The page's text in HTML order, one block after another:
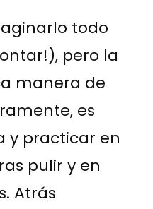
todo
pero la
manera de
es
y practicar en
pulir y en
Atrás